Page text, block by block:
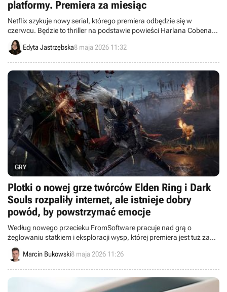
platformy. Premiera za miesiąc
Netflix szykuje nowy serial, którego premiera odbędzie się w
czerwcu. Będzie to thriller na podstawie powieści Harlana Cobena,
który ma potencjał zostać nowym hitem platformy.
Edyta Jastrzębska8 maja 2026 11:32
GRY
Plotki o nowej grze twórców Elden Ring i Dark
Souls rozpaliły internet, ale istnieje dobry
powód, by powstrzymać emocje
Według nowego przecieku FromSoftware pracuje nad grą o
żeglowaniu statkiem i eksploracji wysp, której premiera jest tuż za
rogiem. Problemem jest jednak wiarygodność źródła.
Marcin Bukowski8 maja 2026 11:26